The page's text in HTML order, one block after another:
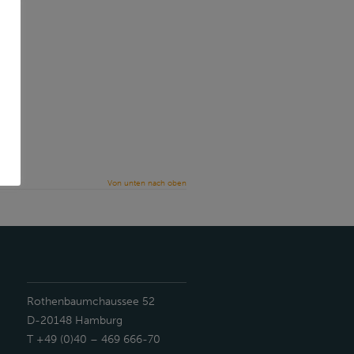
Von unten nach oben
Rothenbaumchaussee 52
D-20148 Hamburg
T +49 (0)40 – 469 666-70